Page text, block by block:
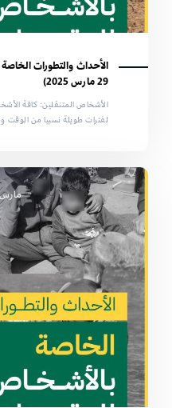
29 مارس 2025)
الأشخاص المتنقلين: كافة
لفترات طويلة نسبيا من الوقت
مارس 16,